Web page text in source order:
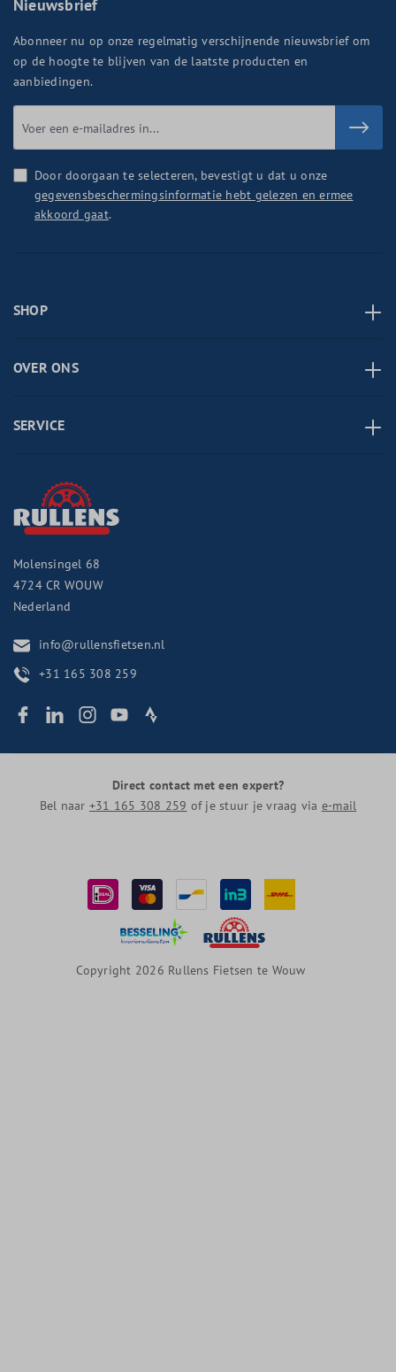
Nieuwsbrief
Abonneer nu op onze regelmatig verschijnende nieuwsbrief om
op de hoogte te blijven van de laatste producten en
aanbiedingen.
Door doorgaan te selecteren, bevestigt u dat u onze
gegevensbeschermingsinformatie hebt gelezen en ermee
akkoord gaat.
SHOP
OVER ONS
SERVICE
Molensingel 68
4724 CR WOUW
Nederland
info@rullensfietsen.nl
+31 165 308 259
Direct contact met een expert?
Bel naar +31 165 308 259 of je stuur je vraag via e-mail
Copyright 2026 Rullens Fietsen te Wouw